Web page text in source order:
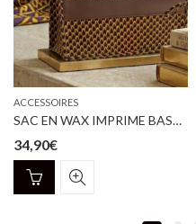
ACCESSOIRES
SAC EN WAX IMPRIME BASSAN
34,90€